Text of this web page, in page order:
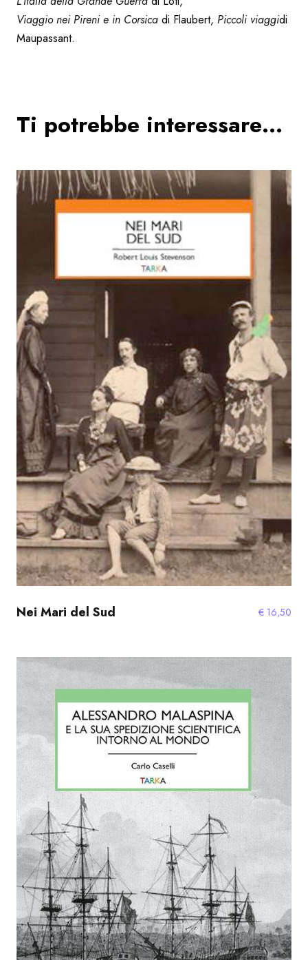
Viaggio nei Pireni e in Corsica di Flaubert, Piccoli viaggidi
Maupassant.
Ti potrebbe interessare…
Nei Mari del Sud € 16,50